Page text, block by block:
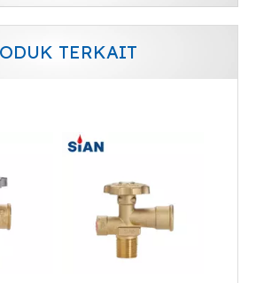
TERKAIT
Sian V6 Pol Valve LPG Gas Cylinder Valve Safety LPG Pol Valve